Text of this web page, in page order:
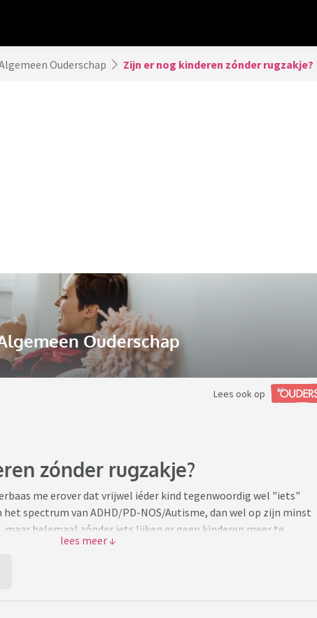
Ouderschap Zijn er nog kinderen zónder rugzakje?
Ouderschap
Lees ook op
zónder rugzakje?
me erover dat vrijwel iéder kind tegenwoordig wel "iets"
spectrum van ADHD/PD-NOS/Autisme, dan wel op zijn minst
helemaal zónder iets lijken er geen kinderen meer te
gezien de omstandigheden geen grootse happening, er
schoolleiding, jeugdzorg, begeleiding, want... hun zoon/dochter